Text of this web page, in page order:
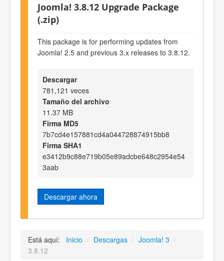
Joomla! 3.8.12 Upgrade Package
(.zip)
This package is for performing updates from
Joomla! 2.5 and previous 3.x releases to 3.8.12.
Descargar
781,121 veces
Tamaño del archivo
11.37 MB
Firma MD5
7b7cd4e157881cd4a044728874915bb8
Firma SHA1
e3412b9c88e719b05e89adcbe648c2954e54
3aab
Descargar ahora
Está aquí: Inicio / Descargas / Joomla! 3 /
3.8.12